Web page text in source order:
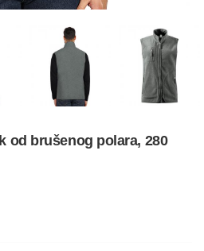
od brušenog polara, 280